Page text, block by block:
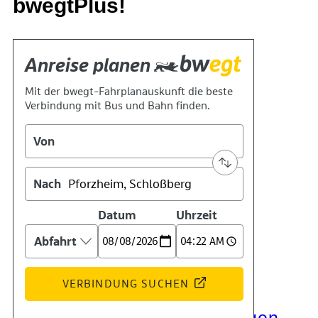
Das Team
bwegtPlus!